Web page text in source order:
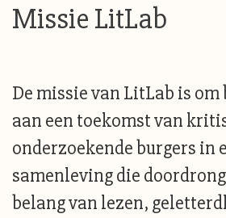
Missie LitLab
De missie van LitLab is om
aan een toekomst van
onderzoekende burgers in
samenleving die
belang van lezen,